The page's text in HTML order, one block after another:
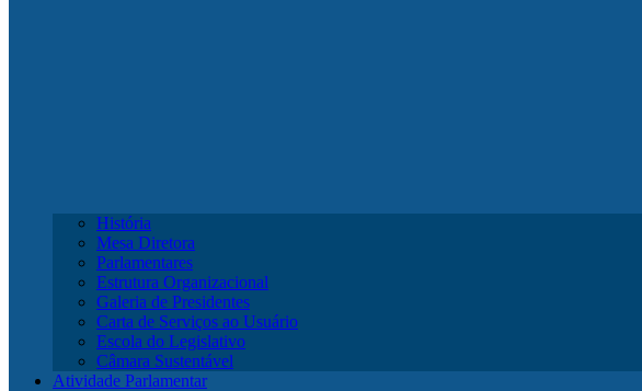
História
Mesa Diretora
Parlamentares
Estrutura Organizacional
Galeria de Presidentes
Carta de Serviços ao Usuário
Escola do Legislativo
Câmara Sustentável
Atividade Parlamentar